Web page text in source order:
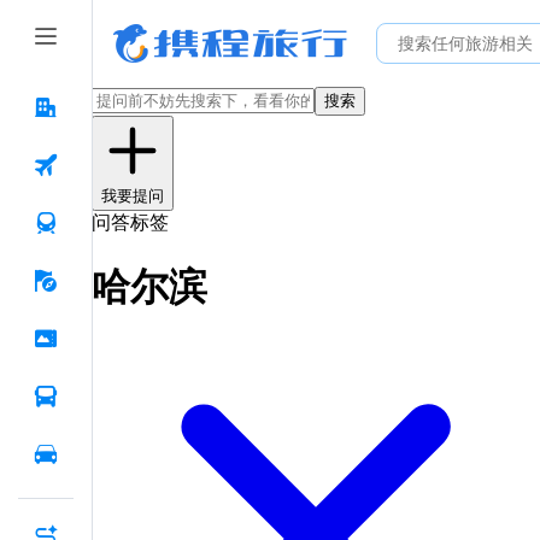
搜索
我要提问
问答标签
哈尔滨